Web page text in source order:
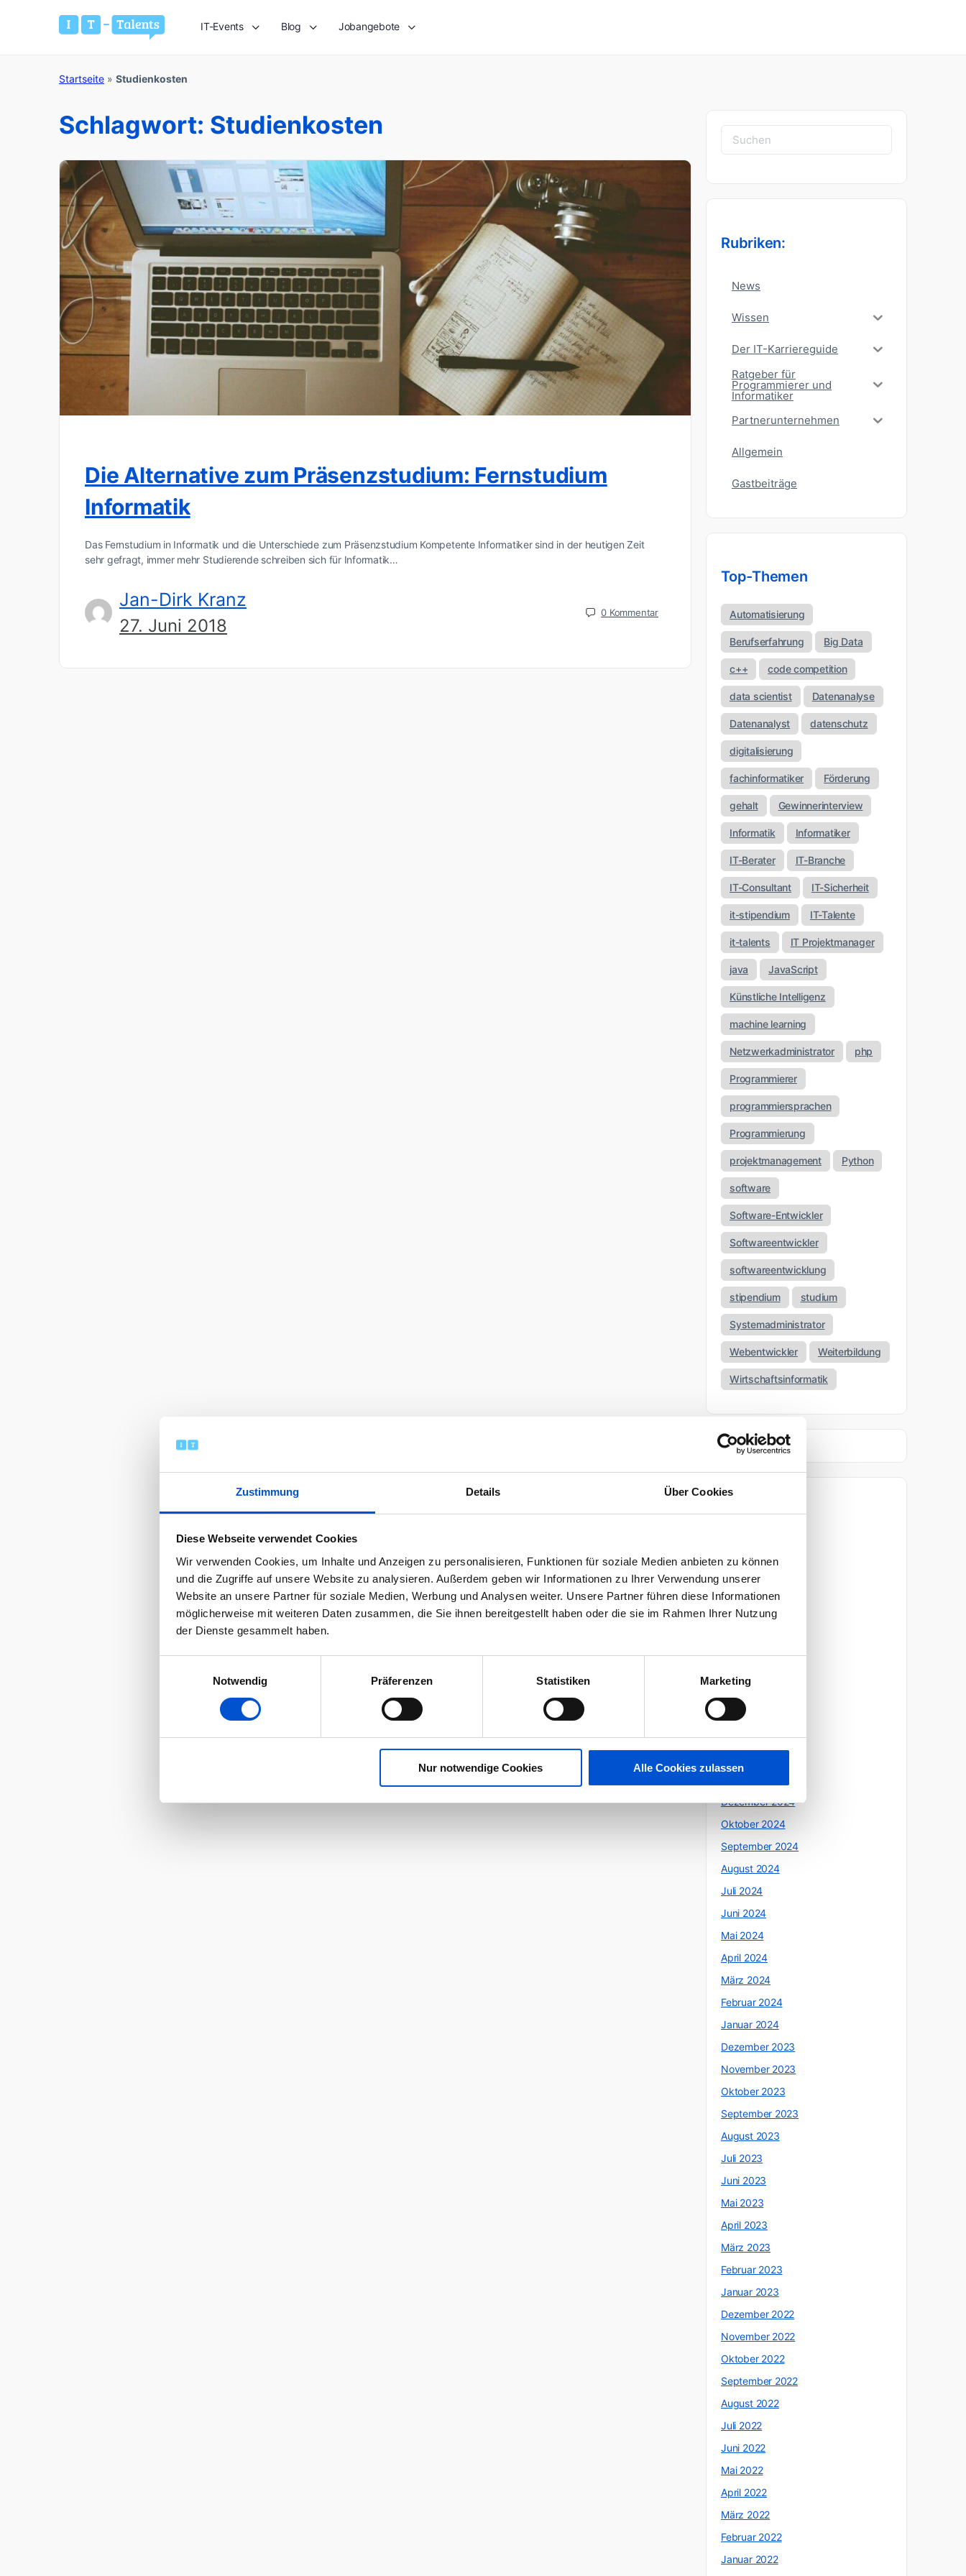
Zustimmung Details Über Cookies
Diese Webseite verwendet Cookies
Wir verwenden Cookies, um Inhalte und Anzeigen zu personalisieren, Funktionen für soziale Medien anbieten zu können
und die Zugriffe auf unsere Website zu analysieren. Außerdem geben wir Informationen zu Ihrer Verwendung unserer
Website an unsere Partner für soziale Medien, Werbung und Analysen weiter. Unsere Partner führen diese Informationen
möglicherweise mit weiteren Daten zusammen, die Sie ihnen bereitgestellt haben oder die sie im Rahmen Ihrer Nutzung
der Dienste gesammelt haben.
Notwendig
Präferenzen Statistiken Marketing
Nur notwendige Cookies Alle Cookies zulassen
IT-Events Blog Jobangebote
Startseite » Studienkosten
Schlagwort: Studienkosten
Die Alternative zum Präsenzstudium: Fernstudium
Informatik
Das Fernstudium in Informatik und die Unterschiede zum Präsenzstudium Kompetente Informatiker sind in der heutigen Zeit
sehr gefragt, immer mehr Studierende schreiben sich für Informatik…
Jan-Dirk Kranz
27. Juni 2018
0 Kommentar
Suchen
nach:
Rubriken:
News
Wissen
Der IT-Karriereguide
Ratgeber für
Programmierer und
Informatiker
Partnerunternehmen
Allgemein
Gastbeiträge
Top-Themen
Automatisierung
Berufserfahrung Big Data
c++ code competition
data scientist Datenanalyse
Datenanalyst datenschutz
digitalisierung
fachinformatiker Förderung
gehalt Gewinnerinterview
Informatik Informatiker
IT-Berater IT-Branche
IT-Consultant IT-Sicherheit
it-stipendium IT-Talente
it-talents IT Projektmanager
java JavaScript
Künstliche Intelligenz
machine learning
Netzwerkadministrator php
Programmierer
programmiersprachen
Programmierung
projektmanagement Python
software
Software-Entwickler
Softwareentwickler
softwareentwicklung
stipendium studium
Systemadministrator
Webentwickler Weiterbildung
Wirtschaftsinformatik
April 2026
März 2026
November 2025
Oktober 2025
Mai 2025
April 2025
März 2025
Dezember 2024
Oktober 2024
September 2024
August 2024
Juli 2024
Juni 2024
Mai 2024
April 2024
März 2024
Februar 2024
Januar 2024
Dezember 2023
November 2023
Oktober 2023
September 2023
August 2023
Juli 2023
Juni 2023
Mai 2023
April 2023
März 2023
Februar 2023
Januar 2023
Dezember 2022
November 2022
Oktober 2022
September 2022
August 2022
Juli 2022
Juni 2022
Mai 2022
April 2022
März 2022
Februar 2022
Januar 2022